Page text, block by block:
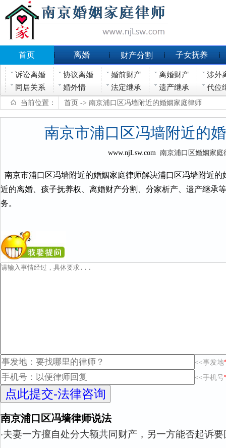
首页 离婚 财产分割 子女抚养
诉讼离婚 协议离婚 婚前财产 离婚财产
涉外
同居关系
婚外情 法定继承 遗产继承 代位
当前位置： 首页 -> 南京浦口区冯墙附近的婚姻家庭律师
南京市浦口区冯墙附近的
www.njLsw.com南京浦口区婚姻家庭
南京市浦口区冯墙附近的婚姻家庭律师解决浦口区冯墙附近
近的离婚、孩子抚养权、离婚财产分割、分家析产、遗产继承
务。
<<事发地
<<手机号
南京浦口区冯墙律师说法
·夫妻一方擅自处分大额共同财产，另一方能否起诉要